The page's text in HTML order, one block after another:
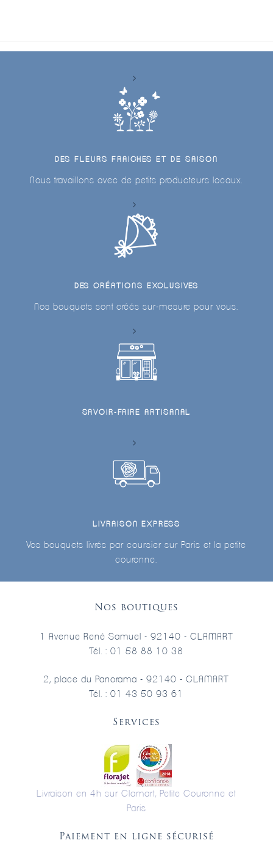
DES FLEURS FRAICHES ET DE SAISON
Nous travaillons avec de petits producteurs locaux.
DES CRÉATIONS EXCLUSIVES
Nos bouquets sont créés sur-mesure pour vous.
SAVOIR-FAIRE ARTISANAL
LIVRAISON EXPRESS
Vos bouquets livrés par coursier sur Paris et la petite
couronne.
Nos boutiques
1 Avenue René Samuel - 92140 - CLAMART
Tél. : 01 58 88 10 38
2, place du Panorama - 92140 - CLAMART
Tél. : 01 43 50 93 61
Services
Livraison en 4h sur Clamart, Petite Couronne et
Paris
Paiement en ligne sécurisé